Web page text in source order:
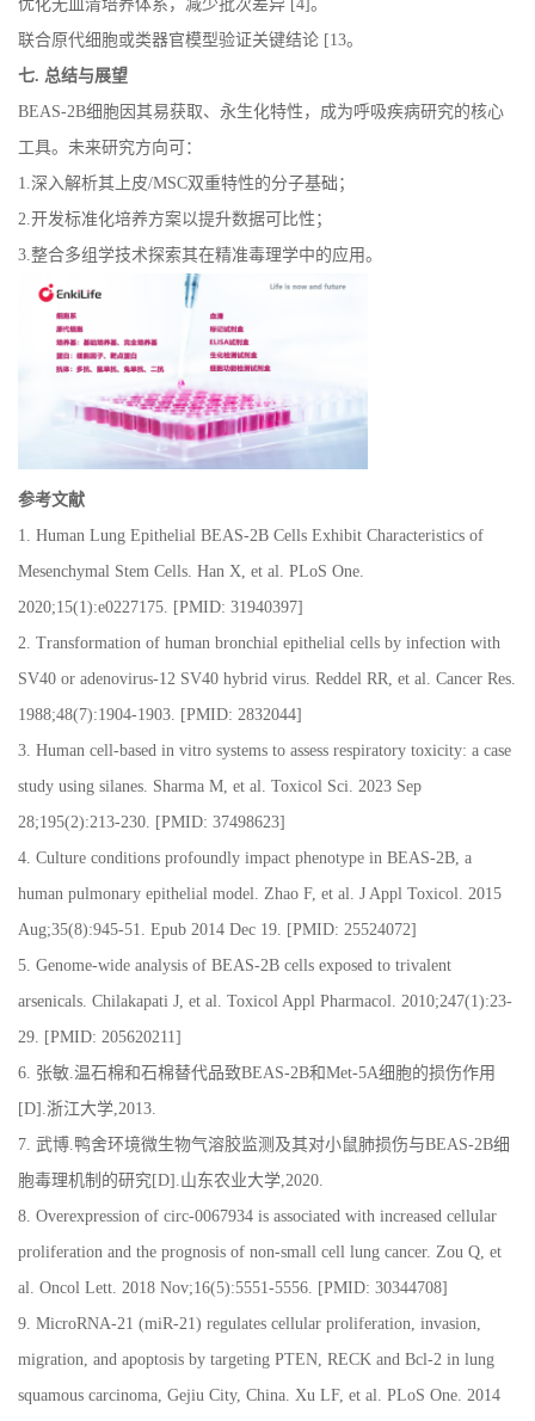
优化无血清培养体系，减少批次差异 [4] 。
联合原代细胞或类器官模型验证关键结论 [13。
七. 总结与展望
BEAS-2B细胞因其易获取、永生化特性，成为呼吸疾病研究的核心
工具。未来研究方向可：
1. 深入解析其上皮/MSC双重特性的分子基础；
2. 开发标准化培养方案以提升数据可比性；
3. 整合多组学技术探索其在精准毒理学中的应用。
参考文献
1. Human Lung Epithelial BEAS-2B Cells Exhibit Characteristics of
Mesenchymal Stem Cells. Han X, et al. PLoS One.
2020;15(1):e0227175. [PMID: 31940397]
2. Transformation of human bronchial epithelial cells by infection with
SV40 or adenovirus-12 SV40 hybrid virus. Reddel RR, et al. Cancer Res.
1988;48(7):1904-1903. [PMID: 2832044]
3. Human cell-based in vitro systems to assess respiratory toxicity: a case
study using silanes. Sharma M, et al. Toxicol Sci. 2023 Sep
28;195(2):213-230. [PMID: 37498623]
4. Culture conditions profoundly impact phenotype in BEAS-2B, a
human pulmonary epithelial model. Zhao F, et al. J Appl Toxicol. 2015
Aug;35(8):945-51. Epub 2014 Dec 19. [PMID: 25524072]
5. Genome-wide analysis of BEAS-2B cells exposed to trivalent
arsenicals. Chilakapati J, et al. Toxicol Appl Pharmacol. 2010;247(1):23-
29. [PMID: 205620211]
6. 张敏.温石棉和石棉替代品致BEAS-2B和Met-5A细胞的损伤作用
[D].浙江大学,2013.
7. 武博.鸭舍环境微生物气溶胶监测及其对小鼠肺损伤与BEAS-2B细
胞毒理机制的研究[D].山东农业大学,2020.
8. Overexpression of circ-0067934 is associated with increased cellular
proliferation and the prognosis of non-small cell lung cancer. Zou Q, et
al. Oncol Lett. 2018 Nov;16(5):5551-5556. [PMID: 30344708]
9. MicroRNA-21 (miR-21) regulates cellular proliferation, invasion,
migration, and apoptosis by targeting PTEN, RECK and Bcl-2 in lung
squamous carcinoma, Gejiu City, China. Xu LF, et al. PLoS One. 2014